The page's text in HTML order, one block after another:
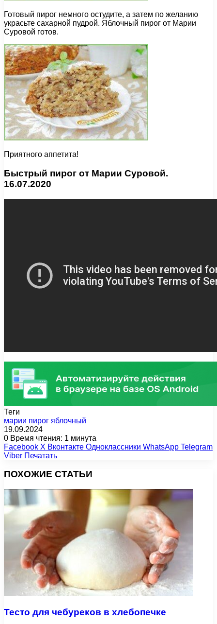
Готовый пирог немного остудите, а затем по желанию
украсьте сахарной пудрой. Яблочный пирог от Марии
Суровой готов.
Приятного аппетита!
Быстрый пирог от Марии Суровой.
16.07.2020
Теги
марии пирог яблочный
19.09.2024
0 Время чтения: 1 минута
Facebook X Вконтакте Одноклассники WhatsApp Telegram
Viber Печатать
ПОХОЖИЕ СТАТЬИ
Тесто для чебуреков в хлебопечке